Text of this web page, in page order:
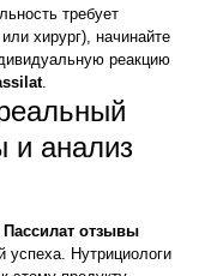
требует
хирург), начинайте
реакцию
.
и анализ
Пассилат отзывы
успеха. Нутрициологи